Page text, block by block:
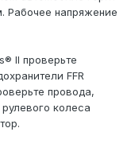
Рабочее напряжение
II проверьте
FFR
провода,
колеса